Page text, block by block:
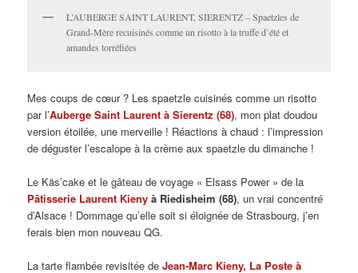
L’AUBERGE SAINT LAURENT, SIERENTZ – Spaetzles de
Grand-Mère recuisinés comme un risotto à la truffe d’été et
amandes torréfiées
Mes coups de cœur ? Les spaetzle cuisinés comme un risotto
par l’Auberge Saint Laurent à Sierentz (68), mon plat doudou
version étoilée, une merveille ! Réactions à chaud : l’impression
de déguster l’escalope à la crème aux spaetzle du dimanche !
Le Käs’cake et le gâteau de voyage « Elsass Power » de la
Pâtisserie Laurent Kieny à Riedisheim (68), un vrai concentré
d’Alsace ! Dommage qu’elle soit si éloignée de Strasbourg, j’en
ferais bien mon nouveau QG.
La tarte flambée revisitée deJean-Marc Kieny, La Poste à